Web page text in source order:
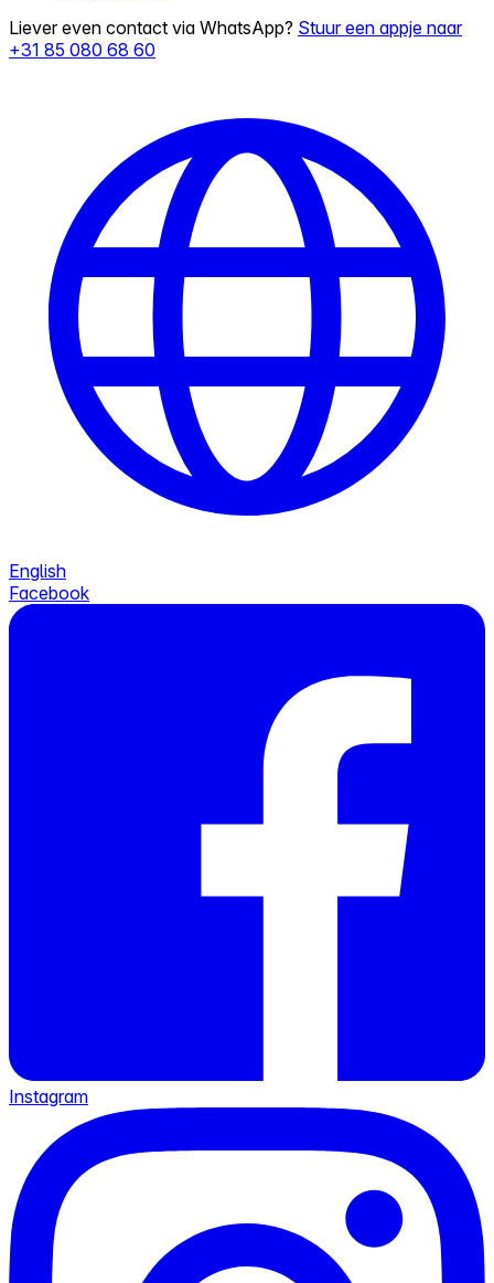
Liever even contact via WhatsApp? Stuur een appje naar
+31 85 080 68 60
English
Facebook
Instagram